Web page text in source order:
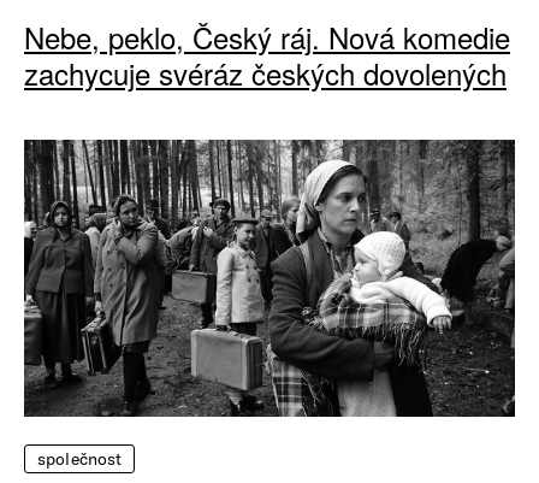
Nebe, peklo, Český ráj. Nová komedie
zachycuje svéráz českých dovolených
společnost